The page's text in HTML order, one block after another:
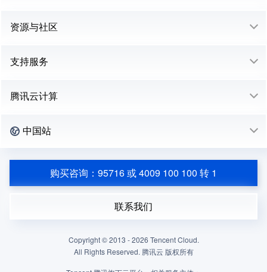
资源与社区
支持服务
腾讯云计算
中国站
购买咨询：95716 或 4009 100 100 转 1
联系我们
Copyright © 2013 -2026 Tencent Cloud.
All Rights Reserved. 腾讯云 版权所有